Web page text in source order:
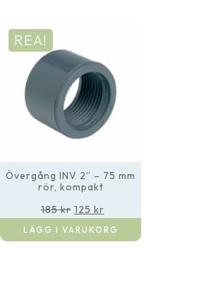
REA!
Övergång INV 2” – 75 mm
rör, kompakt
185kr Det
ursprungliga
priset
var:
125 kr
nuvarande
priset
är:
LÄGG I VARUKORG